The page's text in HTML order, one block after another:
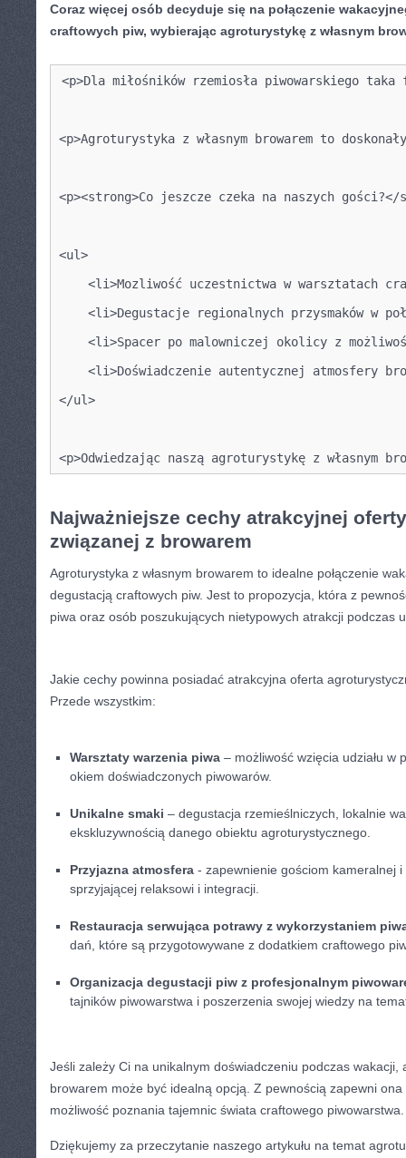
Coraz więcej ⁣osób decyduje ‌się na połączenie
craftowych⁣ piw, wybierając agroturystykę z własnym
<p>Dla miłośników rzemiosła piwowarskiego
<p>Agroturystyka z własnym browarem to
<p><strong>Co jeszcze czeka na naszych gości?</
<ul>
<li>Mozliwość uczestnictwa w warsztatach
<li>Degustacje regionalnych przysmaków w
<li>Spacer po malowniczej okolicy z
<li>Doświadczenie autentycznej atmosfery
</ul>
<p>Odwiedzając naszą agroturystykę z własnym
Najważniejsze cechy atrakcyjnej
związanej z‍ browarem
Agroturystyka z ‌własnym browarem ⁣to idealne połączenie
degustacją craftowych piw.‌ Jest to‌ propozycja, która z
piwa oraz osób⁣ poszukujących nietypowych atrakcji podczas
Jakie cechy ‌powinna posiadać atrakcyjna oferta
Przede wszystkim:
Warsztaty warzenia piwa – możliwość⁢ wzięcia udziału w
okiem ⁣doświadczonych piwowarów.
Unikalne smaki – degustacja‍ rzemieślniczych,‌ lokalnie
⁤ekskluzywnością danego‌ obiektu agroturystycznego.
Przyjazna‍ atmosfera -‌ zapewnienie gościom kameralnej
sprzyjającej ⁤relaksowi‌ i integracji.
Restauracja serwująca⁣ potrawy z⁢ wykorzystaniem
dań, ‌które są przygotowywane z dodatkiem‍ craftowego
Organizacja ‍degustacji piw‍ z profesjonalnym
tajników piwowarstwa ⁤i poszerzenia swojej wiedzy na
Jeśli ⁢zależy Ci na unikalnym⁤ doświadczeniu podczas wakacji,
browarem​ może być idealną opcją. Z pewnością zapewni
możliwość poznania tajemnic świata​ craftowego piwowarstwa.
Dziękujemy za przeczytanie naszego artykułu na temat